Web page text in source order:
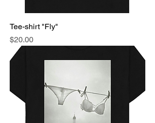
Tee-shirt "Fly"
Price
$20.00